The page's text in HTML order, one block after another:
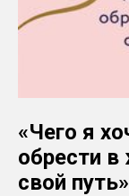
«Чего я
обрести
свой